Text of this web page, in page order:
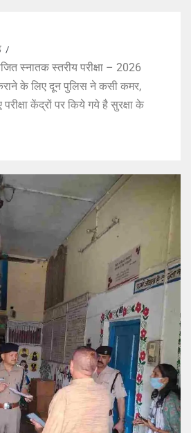
स्नातक स्तरीय परीक्षा – 2026
के लिए दून पुलिस ने कसी कमर,
परीक्षा केंद्रों पर किये गये है सुरक्षा के